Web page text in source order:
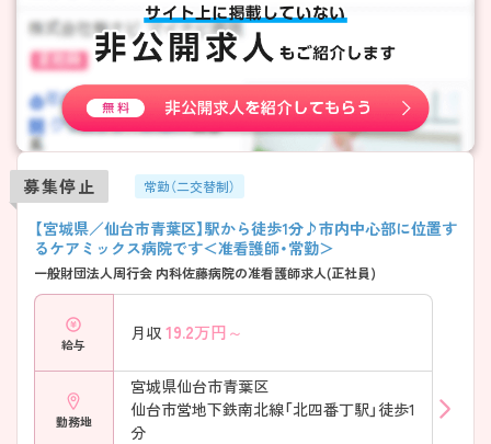
募集停止 常勤（二交替制）
【宮城県／仙台市青葉区】駅から徒歩1分♪市内中心部に位置す
るケアミックス病院です＜准看護師・常勤＞
一般財団法人周行会 内科佐藤病院の准看護師求人(正社員)
給与
月収 19.2万円～
勤務地
宮城県仙台市青葉区
仙台市営地下鉄南北線「北四番丁駅」徒歩1
分